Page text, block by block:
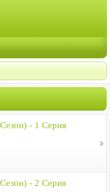
- 1 Серия
- 2 Серия